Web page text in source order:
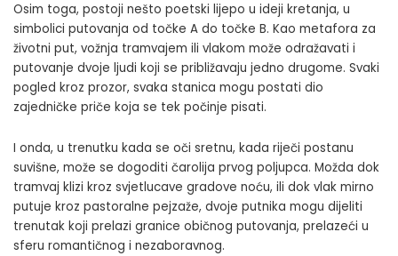
Osim toga, postoji nešto poetski lijepo u ideji kretanja, u
simbolici putovanja od točke A do točke B. Kao metafora za
životni put, vožnja tramvajem ili vlakom može odražavati i
putovanje dvoje ljudi koji se približavaju jedno drugome. Svaki
pogled kroz prozor, svaka stanica mogu postati dio
zajedničke priče koja se tek počinje pisati.
I onda, u trenutku kada se oči sretnu, kada riječi postanu
suvišne, može se dogoditi čarolija prvog poljupca. Možda dok
tramvaj klizi kroz svjetlucave gradove noću, ili dok vlak mirno
putuje kroz pastoralne pejzaže, dvoje putnika mogu dijeliti
trenutak koji prelazi granice običnog putovanja, prelazeći u
sferu romantičnog i nezaboravnog.